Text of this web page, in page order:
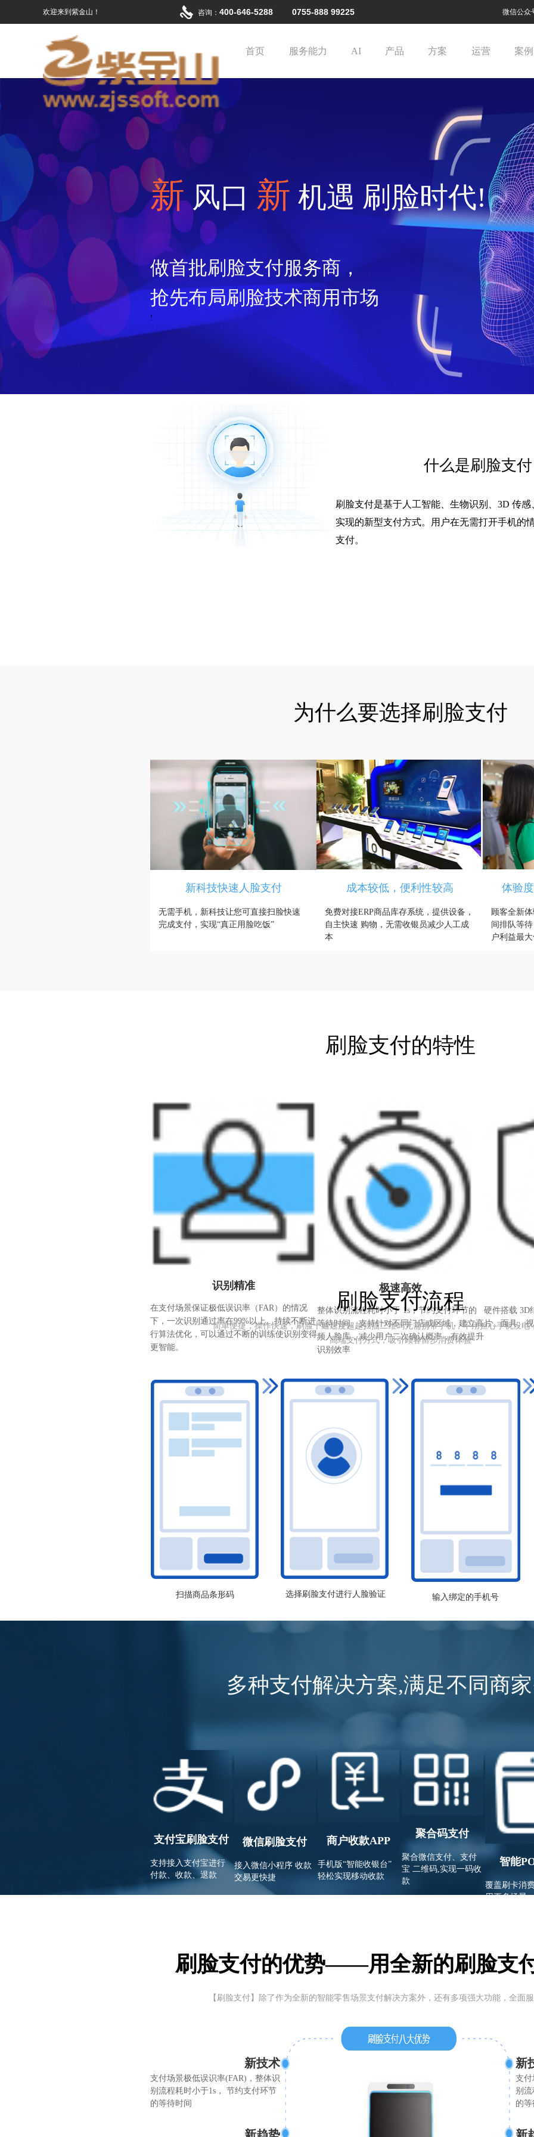
欢迎来到紫金山！ 咨询： 400-646-5288 0755-888 99225 微信公众
首页 服务能力 AI 产品 方案 运营 案例
新风口 新 机遇 刷脸时代!
做首批刷脸支付服务商，
抢先布局刷脸技术商用市场
!
什么是刷脸支
刷脸支付是基于人工智能、生物识别、3D 传
实现的新型支付方式。用户在无需打开手机的
支付。
为什么要选择刷脸支付
新科技快速人脸支付
无需手机，新科技让您可直接扫脸快速
完成支付，实现“真正用脸吃饭”
成本较低，便利性较高
免费对接ERP商品库存系统，提供设备，
自主快速 购物，无需收银员减少人工成
本
体验
顾客全新
间排队等
户利益最
刷脸支付的特性
识别精准
在支付场景保证极低误识率（FAR）的情况
下，一次识别通过率在99%以上。持续不断进
行算法优化，可以通过不断的训练使识别变得
更智能。
极速高效
整体识别流程耗时小于 1s，节约支付环节的
等待时间。支持针对不同门店或区域，建立高
频人脸库，减少用户二次确认概率，有效提升
识别效率
硬件搭载 3D
片、面具、
刷脸支付流程
简单便捷，操作快速，刷脸十遍速度超越扫描二维码无需携带手机，不用担心手机没电
高端支付方式，吸引顾客留步消费体验
扫描商品条形码 选择刷脸支付进行人脸验证 输入绑定的手机号
多种支付解决方案,满足不同商
支付宝刷脸支付
支持接入支付宝进行
付款、收款、退款
微信刷脸支付
接入微信小程序 收款
交易更快捷
商户收款APP
手机版“智能收银台”
轻松实现移动收款
聚合码支付
聚合微信支付、支付
宝 二维码,实现一码收
款
智能
覆盖刷卡消
用更多场景
刷脸支付的优势——用全新的刷脸支
【刷脸支付】除了作为全新的智能零售场景支付解决方案外，还有多项强大功能，全面
新技术
支付场景极低误识率(FAR)，整体识
别流程耗时小于1s， 节约支付环节
的等待时间
新
支付
别
的